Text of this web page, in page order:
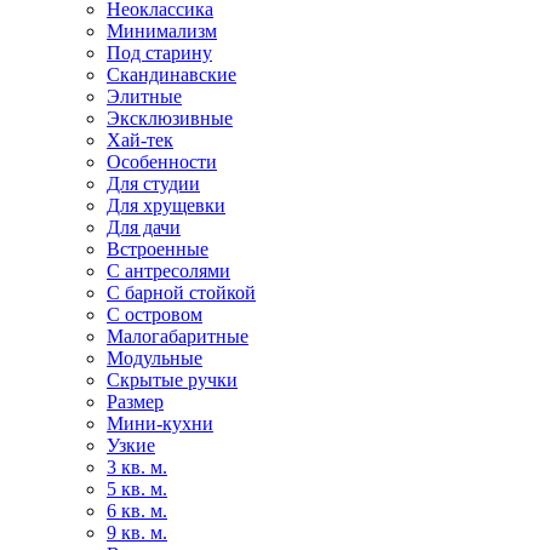
Неоклассика
Минимализм
Под старину
Скандинавские
Элитные
Эксклюзивные
Хай-тек
Особенности
Для студии
Для хрущевки
Для дачи
Встроенные
С антресолями
С барной стойкой
С островом
Малогабаритные
Модульные
Скрытые ручки
Размер
Мини-кухни
Узкие
3 кв. м.
5 кв. м.
6 кв. м.
9 кв. м.